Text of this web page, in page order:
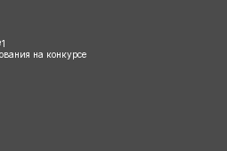
на конкурсе